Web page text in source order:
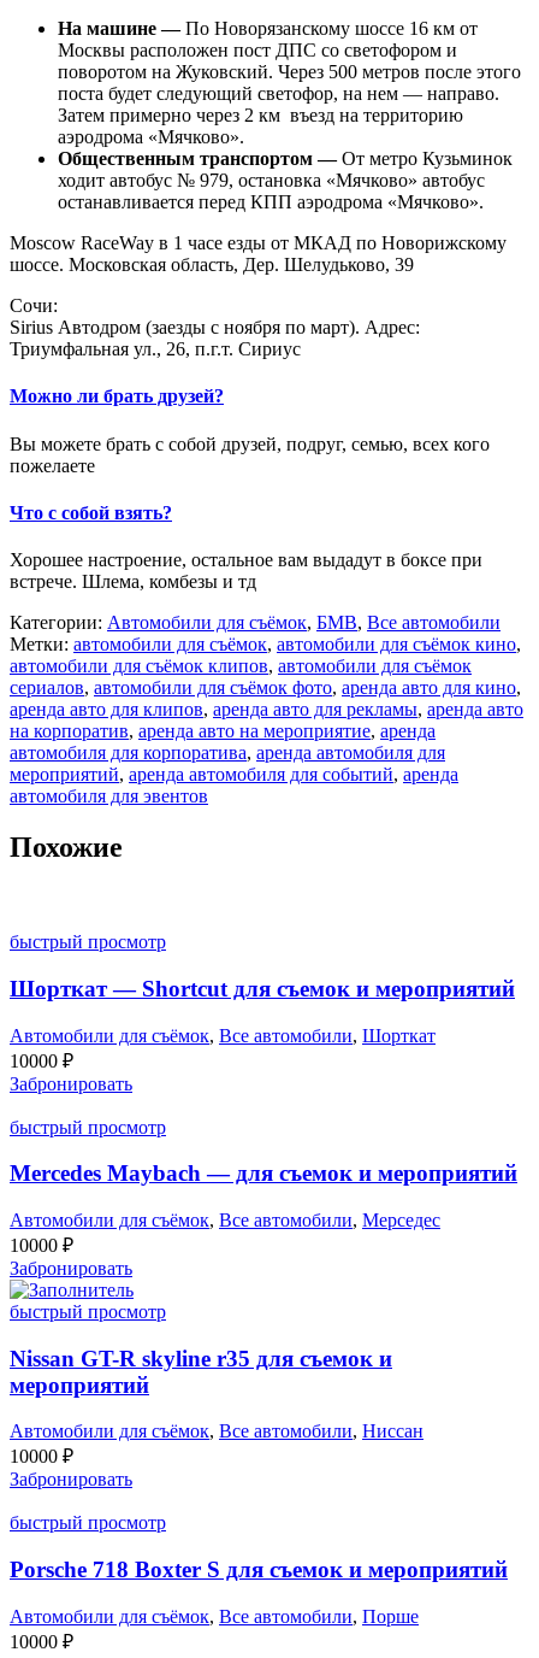
На машине —По Новорязанскому шоссе 16 км от
Москвы расположен пост ДПС со светофором и
поворотом на Жуковский. Через 500 метров после этого
поста будет следующий светофор, на нем — направо.
Затем примерно через 2 км въезд на территорию
аэродрома «Мячково».
Общественным транспортом —От метро Кузьминок
ходит автобус № 979, остановка «Мячково» автобус
останавливается перед КПП аэродрома «Мячково».
Moscow RaceWay в 1 часе езды от МКАД по Новорижскому
шоссе. Московская область, Дер. Шелудьково, 39
Сочи:
Sirius Автодром (заезды с ноября по март). Адрес:
Триумфальная ул., 26, п.г.т. Сириус
Можно ли брать друзей?
Вы можете брать с собой друзей, подруг, семью, всех кого
пожелаете
Что с собой взять?
Хорошее настроение, остальное вам выдадут в боксе при
встрече. Шлема, комбезы и тд
Категории: Автомобили для съёмок, БМВ, Все автомобили
Метки: автомобили для съёмок, автомобили для съёмок кино,
автомобили для съёмок клипов, автомобили для съёмок
сериалов, автомобили для съёмок фото, аренда авто для кино,
аренда авто для клипов, аренда авто для рекламы, аренда авто
на корпоратив, аренда авто на мероприятие, аренда
автомобиля для корпоратива, аренда автомобиля для
мероприятий, аренда автомобиля для событий, аренда
автомобиля для эвентов
Похожие
быстрый просмотр
Шорткат — Shortcut для съемок и мероприятий
Автомобили для съёмок, Все автомобили, Шорткат
10000 ₽
Забронировать
быстрый просмотр
Mercedes Maybach — для съемок и мероприятий
Автомобили для съёмок, Все автомобили, Мерседес
10000 ₽
Забронировать
быстрый просмотр
Nissan GT-R skyline r35 для съемок и
мероприятий
Автомобили для съёмок, Все автомобили, Ниссан
10000 ₽
Забронировать
быстрый просмотр
Porsche 718 Boxter S для съемок и мероприятий
Автомобили для съёмок, Все автомобили, Порше
10000 ₽